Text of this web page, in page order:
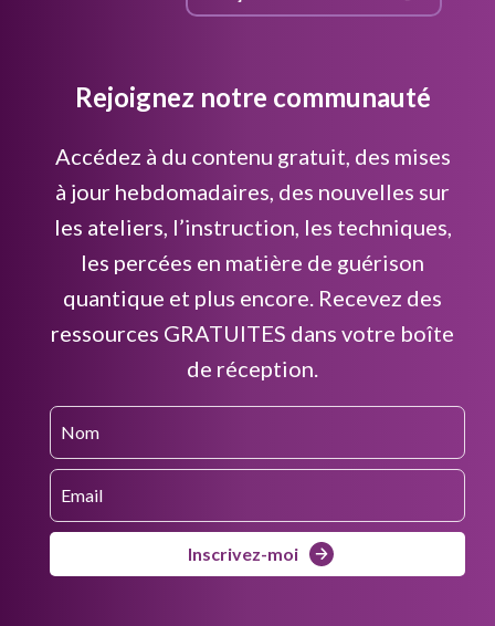
Rejoignez notre communauté
Accédez à du contenu gratuit, des mises
à jour hebdomadaires, des nouvelles sur
les ateliers, l’instruction, les techniques,
les percées en matière de guérison
quantique et plus encore. Recevez des
ressources GRATUITES dans votre boîte
de réception.
Inscrivez-moi